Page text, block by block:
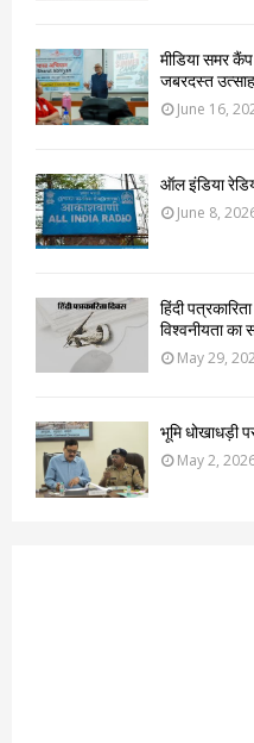
मीडिया समर कैंप
जबरदस्त उत्साह
June 16,
ऑल इंडिया
June 8,
हिंदी
विश्वनीयता का
May 29,
भूमि धोखाधड़ी
May 2,